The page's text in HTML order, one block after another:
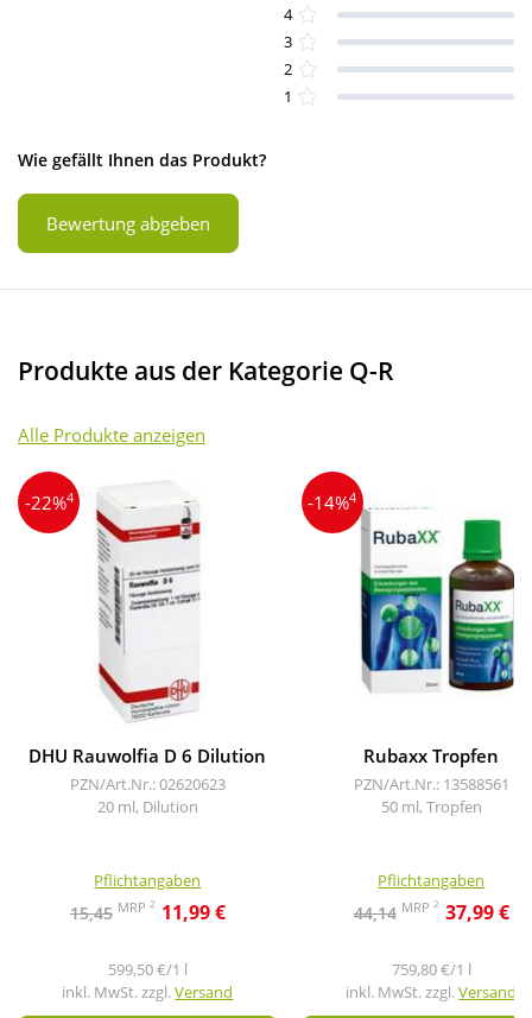
4
3
2
1
Wie gefällt Ihnen das Produkt?
Bewertung abgeben
Produkte aus der Kategorie Q-R
Alle Produkte anzeigen
-22%4
DHU Rauwolfia D 6 Dilution
PZN/Art.Nr.: 02620623
20 ml, Dilution
Pflichtangaben
15,45 MRP 2 11,99 €
599,50 €/1 l
inkl. MwSt. zzgl.Versand
-14%4
Rubaxx Tropfen
PZN/Art.Nr.: 13588561
50 ml, Tropfen
Pflichtangaben
44,14 MRP 2 37,99 €
759,80 €/1 l
inkl. MwSt. zzgl.Versand